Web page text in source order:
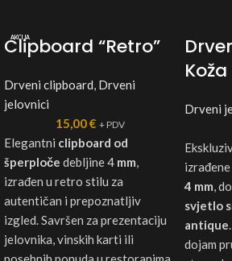
AKCIJA
Clipboard “Retro”
Drveni clipboard, Drveni
jelovnici
15,00€ + PDV
Elegantni clipboard od
šperploče debljine 4 mm,
izrađen u retro stilu za
autentičan i prepoznatljiv
izgled. Savršen za prezentaciju
jelovnika, vinskih karti ili
Koža
Drveni
4 mm,
svjetlo
antique
dojam